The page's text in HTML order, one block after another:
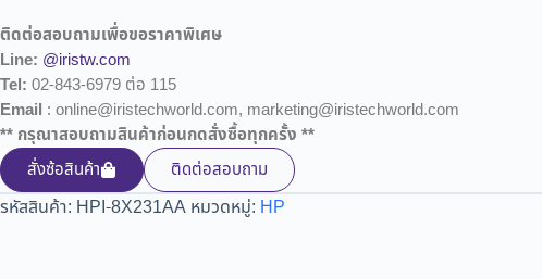
ติดต่อสอบถามเพื่อขอราคาพิเศษ
Line: @iristw.com
Tel: 02-843-6979 ต่อ 115
Email : online@iristechworld.com, marketing@iristechworld.com
** กรุณาสอบถามสินค้าก่อนกดสั่งซื้อทุกครั้ง **
สั่งซ้อสินค้า
ติดต่อสอบถาม
รหัสสินค้า: HPI-8X231AA หมวดหมู่: HP